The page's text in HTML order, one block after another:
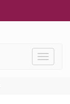
Toggle